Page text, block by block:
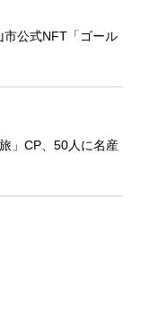
市公式NFT「ゴール
」CP、50人に名産